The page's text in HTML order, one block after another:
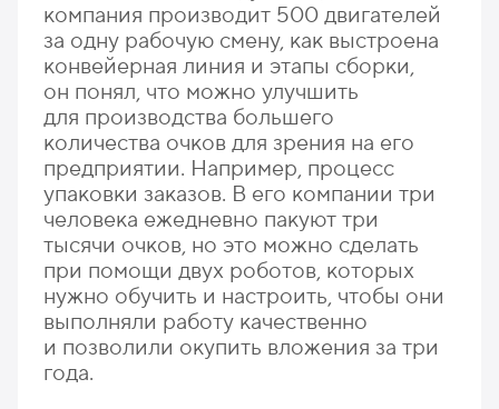
компания производит 500 двигателей
за одну рабочую смену, как выстроена
конвейерная линия и этапы сборки,
он понял, что можно улучшить
для производства большего
количества очков для зрения на его
предприятии. Например, процесс
упаковки заказов. В его компании три
человека ежедневно пакуют три
тысячи очков, но это можно сделать
при помощи двух роботов, которых
нужно обучить и настроить, чтобы они
выполняли работу качественно
и позволили окупить вложения за три
года.